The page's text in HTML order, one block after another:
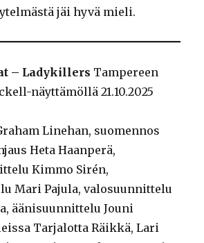
jäi hyvä mieli.
– Ladykillers Tampereen
näyttämöllä 21.10.2025
Linehan, suomennos
Heta Haanperä,
Kimmo Sirén,
Mari Pajula, valosuunnittelu
äänisuunnittelu Jouni
Tarjalotta Räikkä, Lari